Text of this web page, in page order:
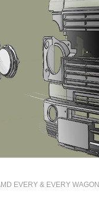
EVERY & EVERY